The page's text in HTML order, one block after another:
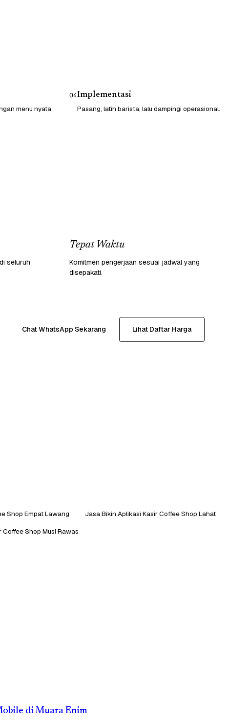
menu nyata
04Implementasi
Pasang, latih barista, lalu dampingi operasional.
seluruh
Tepat Waktu
Komitmen pengerjaan sesuai jadwal yang
disepakati.
Chat WhatsApp Sekarang Lihat Daftar Harga
Shop Empat Lawang
Jasa Bikin Aplikasi Kasir Coffee Shop Lahat
Shop Musi Rawas
di Muara Enim